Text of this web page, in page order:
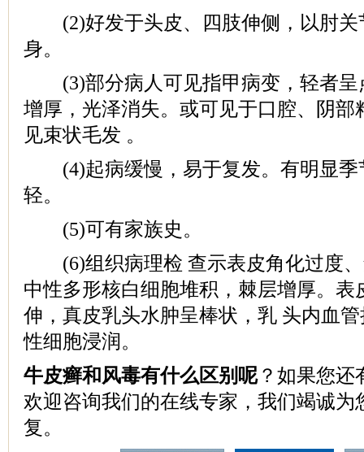
(2)好发于头皮、四肢伸侧，以肘关
身。
(3)部分病人可见指甲病变，轻者呈
增厚，光泽消失。或可见于口腔、阴部
见束状毛发 。
(4)起病缓慢，易于复发。有明显季
轻。
(5)可有家族史。
(6)组织病理检 查示表皮角化过度、
中性多形核白细胞堆积，棘层增厚。表
伸，真皮乳头水肿呈棒状，乳 头内血
性细胞浸润。
牛皮癣和风毒有什么区别呢？如果您还
欢迎咨询我们的在线专家，我们竭诚为
复。